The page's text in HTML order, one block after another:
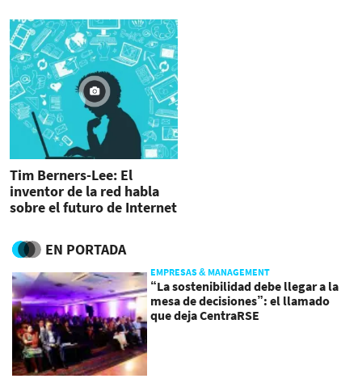
Tim Berners-Lee: El
inventor de la red habla
sobre el futuro de Internet
EN PORTADA
EMPRESAS & MANAGEMENT
“La sostenibilidad debe llegar a la
mesa de decisiones”: el llamado
que deja CentraRSE